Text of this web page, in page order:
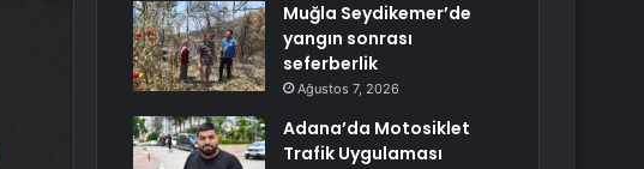
Muğla Seydikemer’de
yangın sonrası
seferberlik
Ağustos 7, 2026
Adana’da Motosiklet
Trafik Uygulaması